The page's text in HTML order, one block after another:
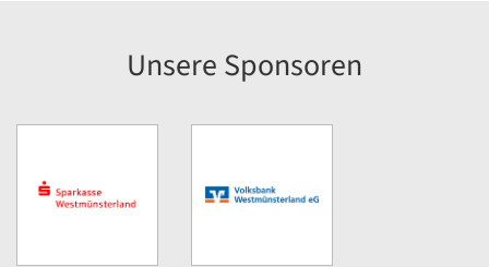
Unsere Sponsoren